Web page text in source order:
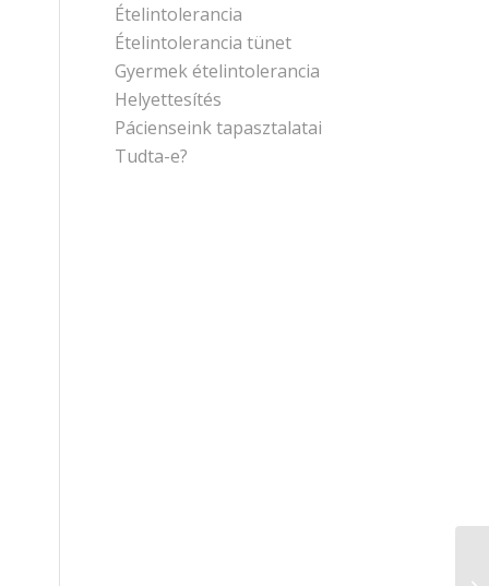
Ételintolerancia
Ételintolerancia tünet
Gyermek ételintolerancia
Helyettesítés
Pácienseink tapasztalatai
Tudta-e?